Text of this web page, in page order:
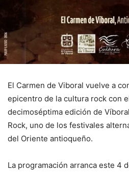
El Carmen de Viboral vuelve a
epicentro de la cultura rock con
decimoséptima edición de
Rock, uno de los festivales
del Oriente antioqueño.
La programación arranca este 4